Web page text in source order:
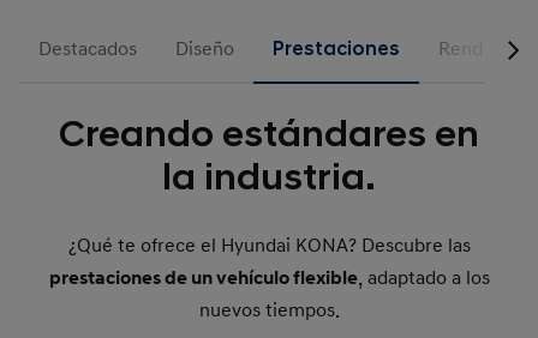
Destacados Diseño Prestaciones
Creando estándares en
la industria.
¿Qué te ofrece el Hyundai KONA? Descubre las
prestaciones de un vehículo flexible, adaptado a los
nuevos tiempos.